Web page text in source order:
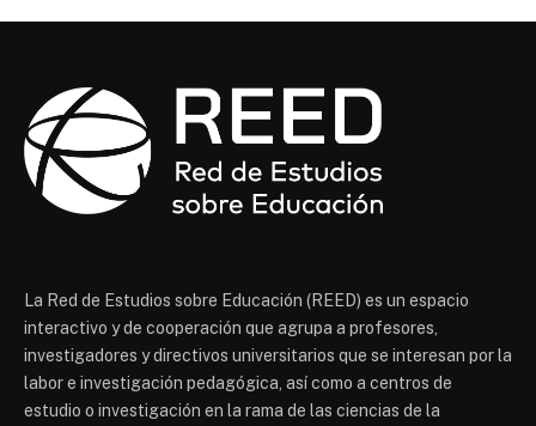
La Red de Estudios sobre Educación (REED) es un espacio
interactivo y de cooperación que agrupa a profesores,
investigadores y directivos universitarios que se interesan por la
labor e investigación pedagógica, así como a centros de
estudio o investigación en la rama de las ciencias de la